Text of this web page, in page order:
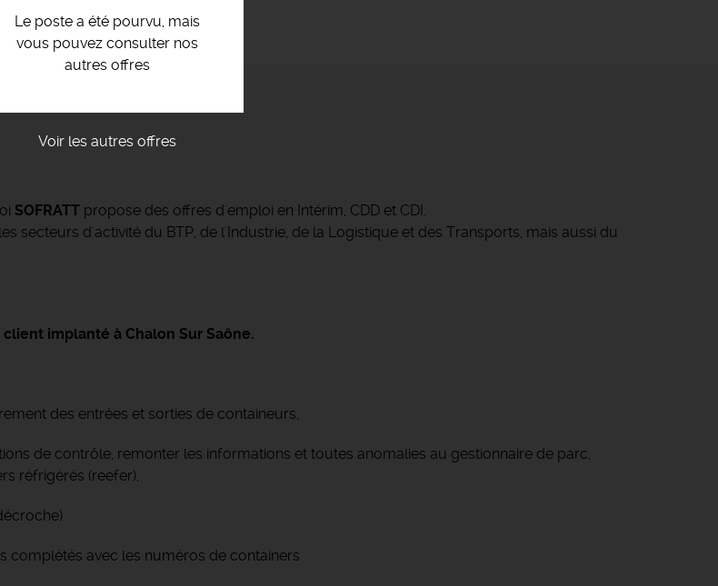
Le poste a été pourvu, mais
vous pouvez consulter nos
autres offres
Voir les autres offres
SOFRATT propose des offres d'emploi en Intérim, CDD et CDI.
secteurs d'activité du BTP, de l'Industrie, de la Logistique et des Transports, mais aussi du
implanté à Chalon Sur Saône.
des entrées et sorties de containeurs,
de contrôle, remonter les informations et toutes anomalies au gestionnaire de parc,
réfrigérés (reefer),
complétés avec les numéros de containers